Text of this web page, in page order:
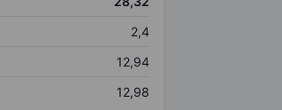
2,4
12,94
12,98